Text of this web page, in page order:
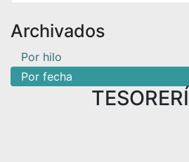
Archivados
Por hilo
Por fecha